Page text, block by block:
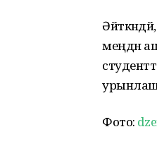
меңдән
Фото: